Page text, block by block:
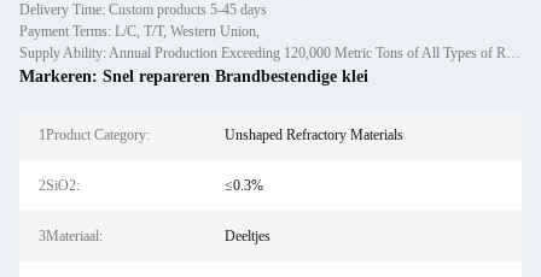
Delivery Time: Custom products 5-45 days
Payment Terms: L/C, T/T, Western Union,
Supply Ability: Annual Production Exceeding 120,000 Metric Tons of All Types of Refractory Materials Including Castables, Preforms, and Bric
Markeren: Snel repareren Brandbestendige klei
1Product Category: Unshaped Refractory Materials
2SiO2: ≤0.3%
3Materiaal: Deeltjes